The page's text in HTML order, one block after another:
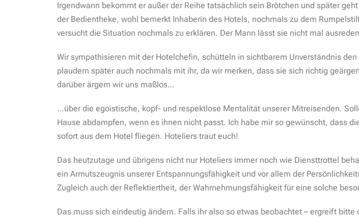
Irgendwann bekommt er außer der Reihe tatsächlich sein Brötchen und später
der Bedientheke, wohl bemerkt Inhaberin des Hotels, nochmals zu dem
versucht die Situation nochmals zu erklären. Der Mann lässt sie nicht mal
Wir sympathisieren mit der Hotelchefin, schütteln in sichtbarem Unverständnis den
plaudern später auch nochmals mit ihr, da wir merken, dass sie sich richtig
darüber ärgern wir uns maßlos…
…über die egoistische, kopf- und respektlose Mentalität unserer Mitreisenden.
Hause abdampfen, wenn es ihnen nicht passt. Ich habe mir so gewünscht, dass
sofort aus dem Hotel fliegen. Hoteliers traut euch!
Das heutzutage und übrigens nicht nur Hoteliers immer noch wie Diensttrottel
ein Armutszeugnis unserer Entspannungsfähigkeit und vor allem der
Zugleich auch der Reflektiertheit, der Wahrnehmungsfähigkeit für eine solche
Das muss sich eindeutig ändern. Falls ihr also so etwas beobachtet – ergreift bitte